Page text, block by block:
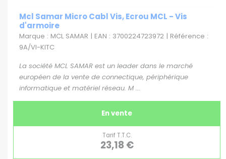
Mcl Samar Micro Cabl Vis, Ecrou MCL - Vis
d'armoire
Marque : MCL SAMAR | EAN : 3700224723972 | Référence :
9A/VI-KITC
La société MCL SAMAR est un leader dans le marché
européen de la vente de connectique, périphérique
informatique et matériel réseau. M ...
En vente
Tarif T.T.C.
23,18 €